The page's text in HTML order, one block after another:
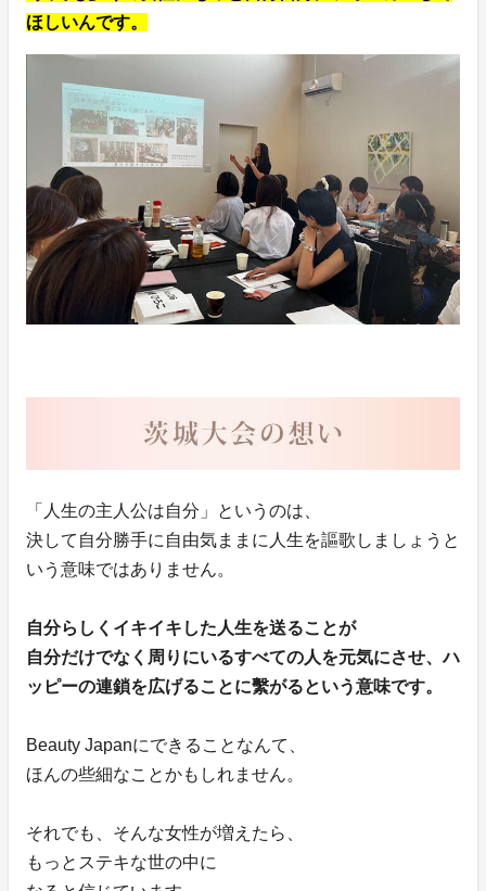
ほしいんです。
「人生の主人公は自分」というのは、
決して自分勝手に自由気ままに人生を謳歌しましょうと
いう意味ではありません。
自分らしくイキイキした人生を送ることが
自分だけでなく周りにいるすべての人を元気にさせ、ハ
ッピーの連鎖を広げることに繫がるという意味です。
Beauty Japanにできることなんて、
ほんの些細なことかもしれません。
それでも、そんな女性が増えたら、
もっとステキな世の中に